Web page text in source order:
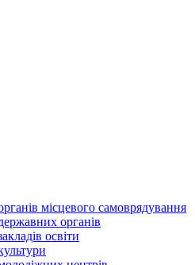
місцевого самоврядування
органів
освіти